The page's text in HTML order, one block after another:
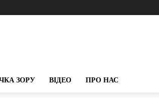
ЗОРУ ВІДЕО ПРО НАС